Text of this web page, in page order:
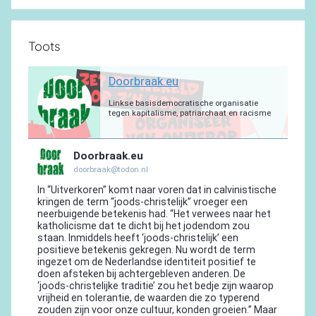
Toots